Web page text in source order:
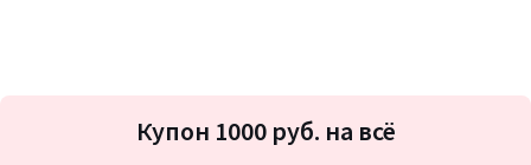
на
Купон 1000 руб. на всё